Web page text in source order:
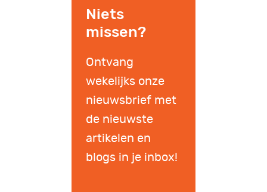
Niets
missen?
Ontvang
wekelijks onze
nieuwsbrief met
de nieuwste
artikelen en
blogs in je inbox!